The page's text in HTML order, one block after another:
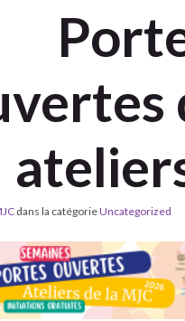
dans la catégorieUncategorized